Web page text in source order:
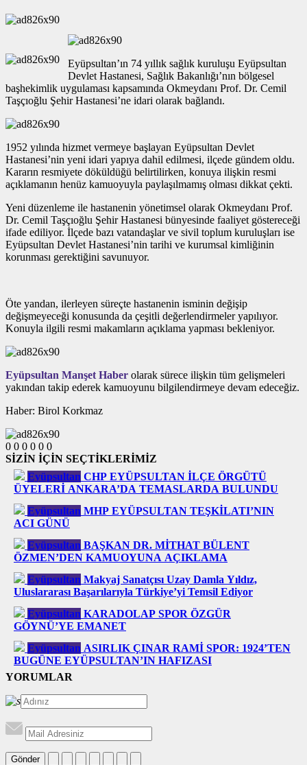
Eyüpsultan’ın 74 yıllık sağlık kuruluşu Eyüpsultan
Devlet Hastanesi, Sağlık Bakanlığı’nın bölgesel
başhekimlik uygulaması kapsamında Okmeydanı Prof. Dr. Cemil
Taşçıoğlu Şehir Hastanesi’ne idari olarak bağlandı.
1952 yılında hizmet vermeye başlayan Eyüpsultan Devlet
Hastanesi’nin yeni idari yapıya dahil edilmesi, ilçede gündem oldu.
Kararın resmiyete döküldüğü belirtilirken, konuya ilişkin resmi
açıklamanın henüz kamuoyuyla paylaşılmamış olması dikkat çekti.
Yeni düzenleme ile hastanenin yönetimsel olarak Okmeydanı Prof.
Dr. Cemil Taşçıoğlu Şehir Hastanesi bünyesinde faaliyet göstereceği
ifade ediliyor. İlçede bazı vatandaşlar ve sivil toplum kuruluşları ise
Eyüpsultan Devlet Hastanesi’nin tarihi ve kurumsal kimliğinin
korunması gerektiğini savunuyor.
Öte yandan, ilerleyen süreçte hastanenin isminin değişip
değişmeyeceği konusunda da çeşitli değerlendirmeler yapılıyor.
Konuyla ilgili resmi makamların açıklama yapması bekleniyor.
Eyüpsultan Manşet Haber olarak sürece ilişkin tüm gelişmeleri
yakından takip ederek kamuoyunu bilgilendirmeye devam edeceğiz.
Haber: Birol Korkmaz
0 0 0 0 0 0
SİZİN İÇİN SEÇTİKLERİMİZ
Eyüpsultan CHP EYÜPSULTAN İLÇE ÖRGÜTÜ
ÜYELERİ ANKARA’DA TEMASLARDA BULUNDU
Eyüpsultan MHP EYÜPSULTAN TEŞKİLATI’NIN
ACI GÜNÜ
Eyüpsultan BAŞKAN DR. MİTHAT BÜLENT
ÖZMEN’DEN KAMUOYUNA AÇIKLAMA
Eyüpsultan Makyaj Sanatçısı Uzay Damla Yıldız,
Uluslararası Başarılarıyla Türkiye’yi Temsil Ediyor
Eyüpsultan KARADOLAP SPOR ÖZGÜR
GÖYNÜ’YE EMANET
Eyüpsultan ASIRLIK ÇINAR RAMİ SPOR: 1924’TEN
BUGÜNE EYÜPSULTAN’IN HAFIZASI
YORUMLAR
Gönder